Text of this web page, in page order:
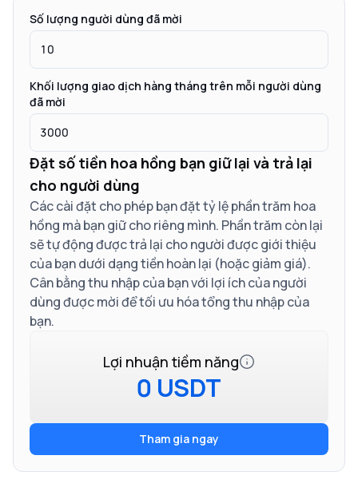
Số lượng người dùng đã mời
Khối lượng giao dịch hàng tháng trên mỗi người dùng
đã mời
Đặt số tiền hoa hồng bạn giữ lại và trả lại
cho người dùng
Các cài đặt cho phép bạn đặt tỷ lệ phần trăm hoa
hồng mà bạn giữ cho riêng mình. Phần trăm còn lại
sẽ tự động được trả lại cho người được giới thiệu
của bạn dưới dạng tiền hoàn lại (hoặc giảm giá).
Cân bằng thu nhập của bạn với lợi ích của người
dùng được mời để tối ưu hóa tổng thu nhập của
bạn.
Lợi nhuận tiềm năng
0 USDT
Tham gia ngay